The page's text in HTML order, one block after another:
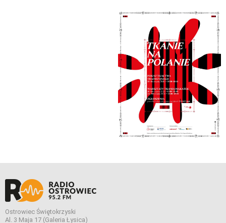
Ostrowiec Świętokrzyski
Al. 3 Maja 17 (Galeria Łysica)